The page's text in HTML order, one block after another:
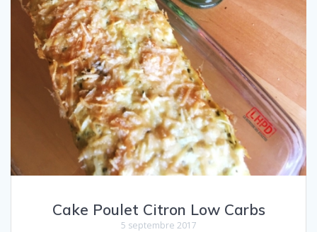
Cake Poulet Citron Low Carbs
5 septembre 2017